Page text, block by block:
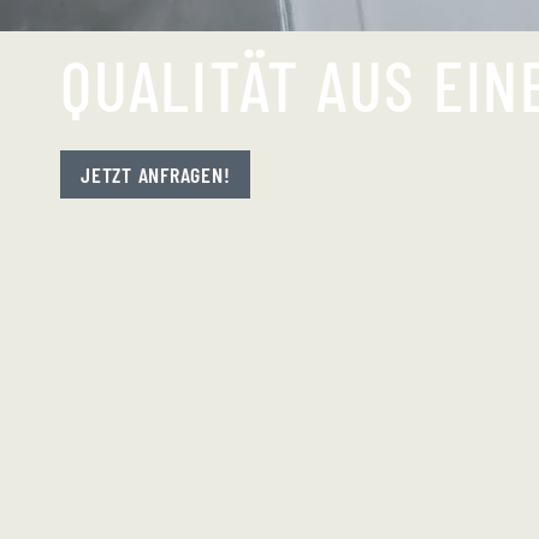
QUALITÄT AUS
JETZT ANFRAGEN!